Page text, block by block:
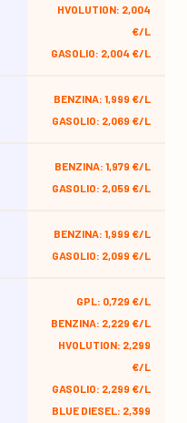
HVOLUTION: 2,004
€/L
GASOLIO: 2,004 €/L
BENZINA: 1,999 €/L
GASOLIO: 2,069 €/L
BENZINA: 1,979 €/L
GASOLIO: 2,059 €/L
BENZINA: 1,999 €/L
GASOLIO: 2,099 €/L
GPL: 0,729 €/L
BENZINA: 2,229 €/L
HVOLUTION: 2,299
€/L
GASOLIO: 2,299 €/L
BLUE DIESEL: 2,399